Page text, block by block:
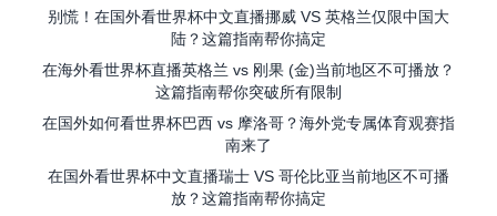
别慌！在国外看世界杯中文直播挪威 VS 英格兰仅限中国大
陆？这篇指南帮你搞定
在海外看世界杯直播英格兰 vs 刚果 (金)当前地区不可播放？
这篇指南帮你突破所有限制
在国外如何看世界杯巴西 vs 摩洛哥？海外党专属体育观赛指
南来了
在国外看世界杯中文直播瑞士 VS 哥伦比亚当前地区不可播
放？这篇指南帮你搞定